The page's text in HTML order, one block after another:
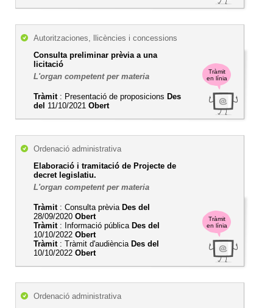
Tràmit
en línia
Autoritzaciones, llicències i concessions
Consulta preliminar prèvia a una
licitació
L'organ competent per materia
Tràmit: Presentació de proposicions Des
del 11/10/2021 Obert
Tràmit
en línia
Ordenació administrativa
Elaboració i tramitació de Projecte de
decret legislatiu.
L'organ competent per materia
Tràmit: Consulta prèvia Des del
28/09/2020 Obert
Tràmit: Informació pública Des del
10/10/2022 Obert
Tràmit: Tràmit d'audiència Des del
10/10/2022 Obert
Ordenació administrativa